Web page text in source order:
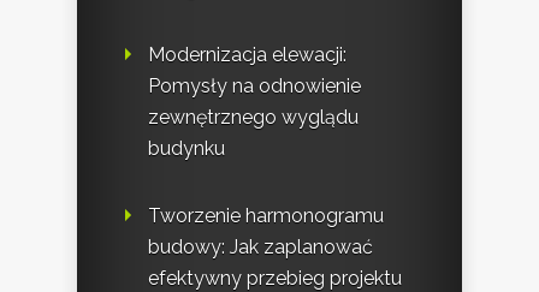
Modernizacja elewacji:
Pomysły na odnowienie
zewnętrznego wyglądu
budynku
Tworzenie harmonogramu
budowy: Jak zaplanować
efektywny przebieg projektu